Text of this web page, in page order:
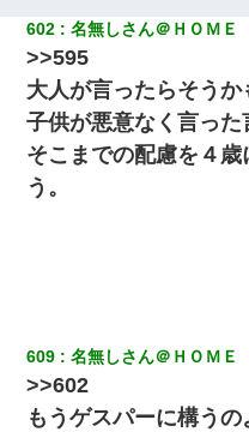
602 名無しさん＠ＨＯＭＥ
>>595
大人が言ったらそう
子供が悪意なく言った
そこまでの配慮を４
う。
609 名無しさん＠ＨＯＭＥ
>>602
もうゲスパーに構うの